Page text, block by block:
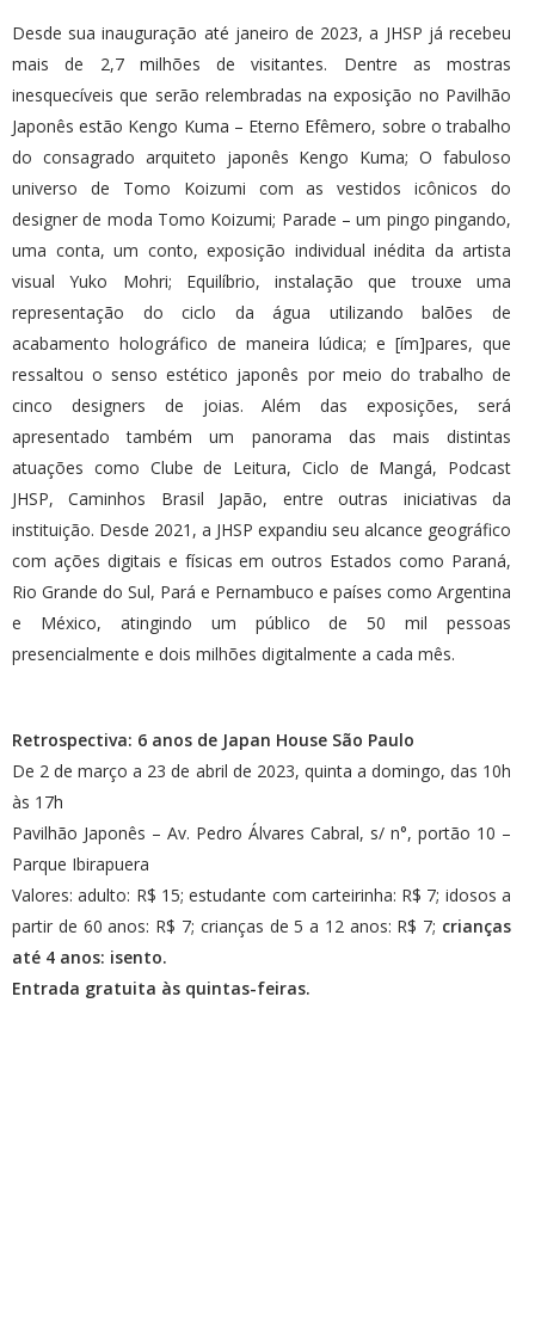
Desde sua inauguração até janeiro de 2023, a JHSP já recebeu
mais de 2,7 milhões de visitantes. Dentre as mostras
inesquecíveis que serão relembradas na exposição no Pavilhão
Japonês estão Kengo Kuma – Eterno Efêmero, sobre o trabalho
do consagrado arquiteto japonês Kengo Kuma; O fabuloso
universo de Tomo Koizumi com as vestidos icônicos do
designer de moda Tomo Koizumi; Parade – um pingo pingando,
uma conta, um conto, exposição individual inédita da artista
visual Yuko Mohri; Equilíbrio, instalação que trouxe uma
representação do ciclo da água utilizando balões de
acabamento holográfico de maneira lúdica; e [ím]pares, que
ressaltou o senso estético japonês por meio do trabalho de
cinco designers de joias. Além das exposições, será
apresentado também um panorama das mais distintas
atuações como Clube de Leitura, Ciclo de Mangá, Podcast
JHSP, Caminhos Brasil Japão, entre outras iniciativas da
instituição. Desde 2021, a JHSP expandiu seu alcance geográfico
com ações digitais e físicas em outros Estados como Paraná,
Rio Grande do Sul, Pará e Pernambuco e países como Argentina
e México, atingindo um público de 50 mil pessoas
presencialmente e dois milhões digitalmente a cada mês.
Retrospectiva: 6 anos de Japan House São Paulo
De 2 de março a 23 de abril de 2023, quinta a domingo, das 10h
às 17h
Pavilhão Japonês – Av. Pedro Álvares Cabral, s/ n°, portão 10 –
Parque Ibirapuera
Valores: adulto: R$ 15; estudante com carteirinha: R$ 7; idosos a
partir de 60 anos: R$ 7; crianças de 5 a 12 anos: R$ 7; crianças
até 4 anos: isento.
Entrada gratuita às quintas-feiras.